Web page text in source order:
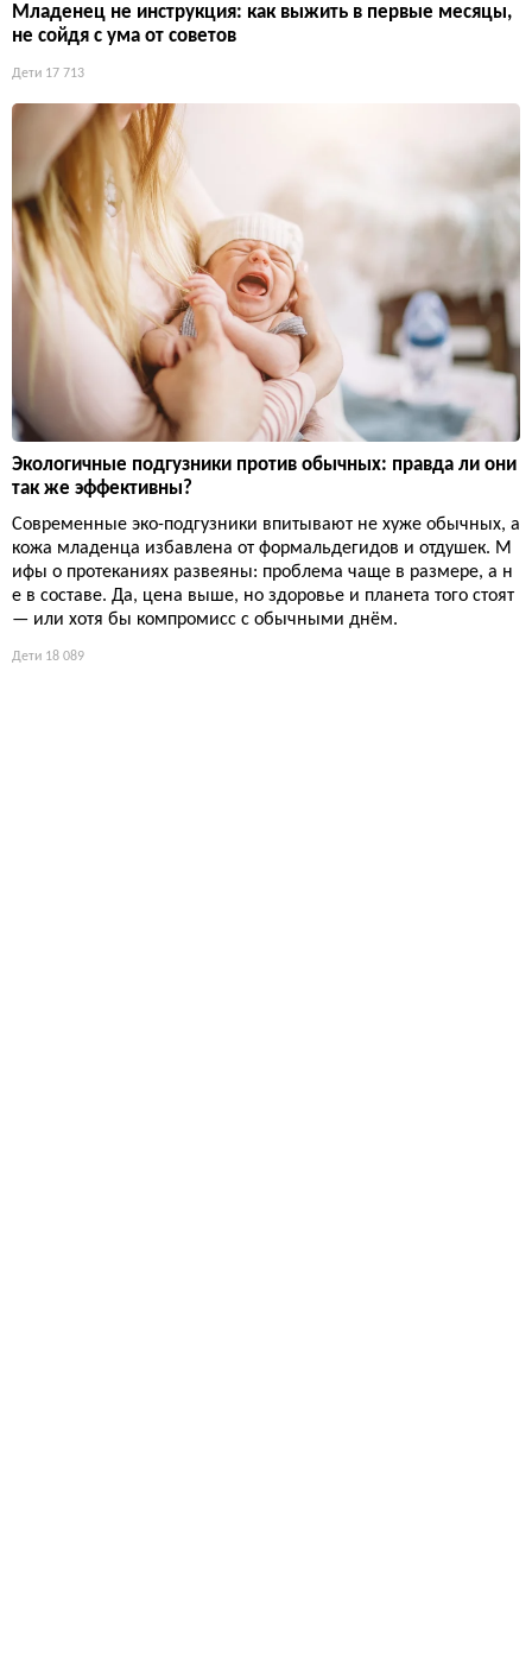
Младенец не инструкция: как выжить в первые месяцы,
не сойдя с ума от советов
Дети 17 713
Экологичные подгузники против обычных: правда ли они
так же эффективны?
Современные эко-подгузники впитывают не хуже обычных, а
кожа младенца избавлена от формальдегидов и отдушек. М
ифы о протеканиях развеяны: проблема чаще в размере, а н
е в составе. Да, цена выше, но здоровье и планета того стоят
— или хотя бы компромисс с обычными днём.
Дети 18 089